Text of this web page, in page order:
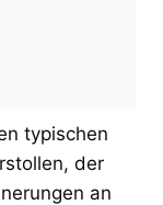
typischen
der
an